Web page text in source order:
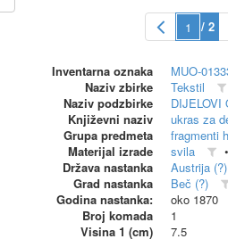
/ 2
Inventarna oznaka
MUO-
Naziv zbirke
Tekstil
Naziv podzbirke
DIJELOVI
Književni naziv
ukras za
Grupa predmeta
fragmenti
Materijal izrade
svila
Država nastanka
Austrija (?)
Grad nastanka
Beč (?)
Godina nastanka:
oko 1870
Broj komada
1
Visina 1 (cm)
7.5